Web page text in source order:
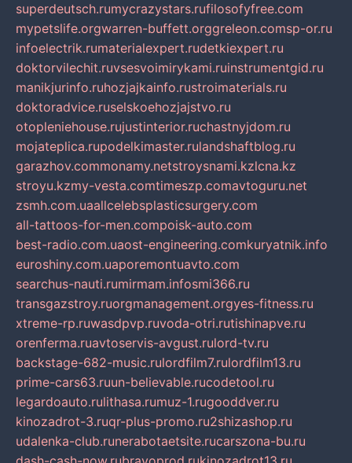
superdeutsch.rumycrazystars.rufilosofyfree.com
mypetslife.orgwarren-buffett.orggreleon.comsp-or.ru
infoelectrik.rumaterialexpert.rudetkiexpert.ru
doktorvilechit.ruvsesvoimirykami.ruinstrumentgid.ru
manikjurinfo.ruhozjajkainfo.rustroimaterials.ru
doktoradvice.ruselskoehozjajstvo.ru
otopleniehouse.rujustinterior.ruchastnyjdom.ru
mojateplica.rupodelkimaster.rulandshaftblog.ru
garazhov.commonamy.netstroysnami.kzlcna.kz
stroyu.kzmy-vesta.comtimeszp.comavtoguru.net
zsmh.com.uaallcelebsplasticsurgery.com
all-tattoos-for-men.compoisk-auto.com
best-radio.com.uaost-engineering.comkuryatnik.info
euroshiny.com.uaporemontuavto.com
searchus-nauti.rumirmam.infosmi366.ru
transgazstroy.ruorgmanagement.orgyes-fitness.ru
xtreme-rp.ruwasdpvp.ruvoda-otri.rutishinapve.ru
orenferma.ruavtoservis-avgust.rulord-tv.ru
backstage-682-music.rulordfilm7.rulordfilm13.ru
prime-cars63.ruun-believable.rucodetool.ru
legardoauto.rulithasa.rumuz-1.rugooddver.ru
kinozadrot-3.ruqr-plus-promo.ru2shizashop.ru
udalenka-club.runerabotaetsite.rucarszona-bu.ru